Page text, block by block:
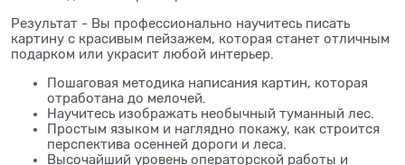
Результат - Вы профессионально научитесь писать
картину с красивым пейзажем, которая станет отличным
подарком или украсит любой интерьер.
Пошаговая методика написания картин, которая
отработана до мелочей.
Научитесь изображать необычный туманный лес.
Простым языком и наглядно покажу, как строится
перспектива осенней дороги и леса.
Высочайший уровень операторской работы и